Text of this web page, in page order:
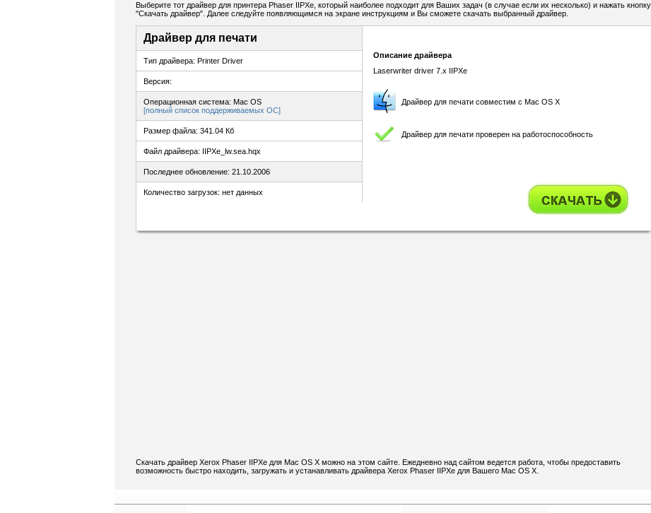
Выберите тот драйвер для принтера Phaser IIPXe, который наиболее подходит для Ваших задач (в случае если их несколько) и нажать кнопку
"Скачать драйвер". Далее следуйте появляющимся на экране инструкциям и Вы сможете скачать выбранный драйвер.
Драйвер для печати
Тип драйвера: Printer Driver
Версия:
Операционная система: Mac OS
[полный список поддерживаемых ОС]
Размер файла: 341.04 Кб
Файл драйвера: IIPXe_lw.sea.hqx
Последнее обновление: 21.10.2006
Количество загрузок: нет данных
Описание драйвера
Laserwriter driver 7.x IIPXe
Драйвер для печати совместим с Mac OS X
Драйвер для печати проверен на работоспособность
Скачать драйвер Xerox Phaser IIPXe для Mac OS X можно на этом сайте. Ежедневно над сайтом ведется работа, чтобы предоставить
возможность быстро находить, загружать и устанавливать драйвера Xerox Phaser IIPXe для Вашего Mac OS X.